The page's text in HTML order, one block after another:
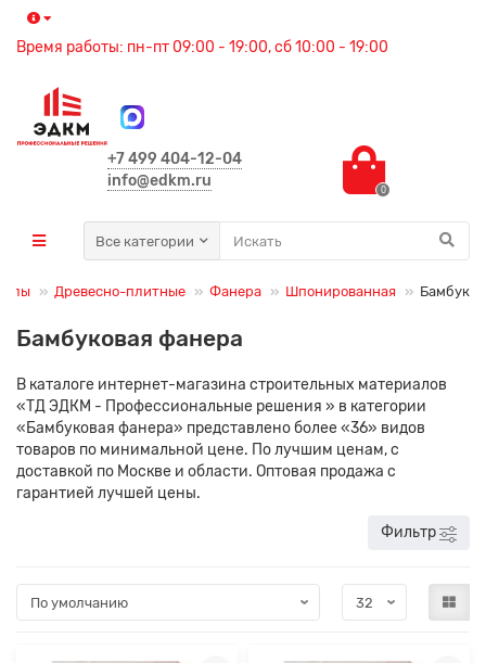
Время работы: пн-пт 09:00 - 19:00, сб 10:00 - 19:00
+7 499 404-12-04
info@edkm.ru
0
Все категории
Древесно-плитные Фанера Шпонированная Бамбук
Бамбуковая фанера
В каталоге интернет-магазина строительных материалов
«ТД ЭДКМ - Профессиональные решения » в категории
«Бамбуковая фанера» представлено более «36» видов
товаров по минимальной цене. По лучшим ценам, с
доставкой по Москве и области. Оптовая продажа с
гарантией лучшей цены.
Фильтр